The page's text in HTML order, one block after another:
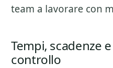
team a lavorare con
Tempi, scadenze
controllo